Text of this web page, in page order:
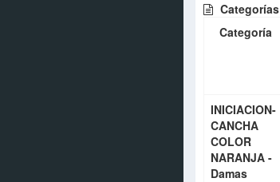
Categorías
Categoría
INICIACION-
CANCHA
COLOR
NARANJA -
Damas